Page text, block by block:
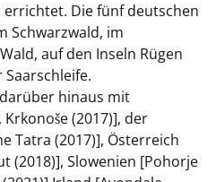
Die fünf deutschen
Schwarzwald, im
auf den Inseln Rügen
hinaus mit
(2017)], der
Tatra (2017)], Österreich
(2018)], Slowenien [Pohorje